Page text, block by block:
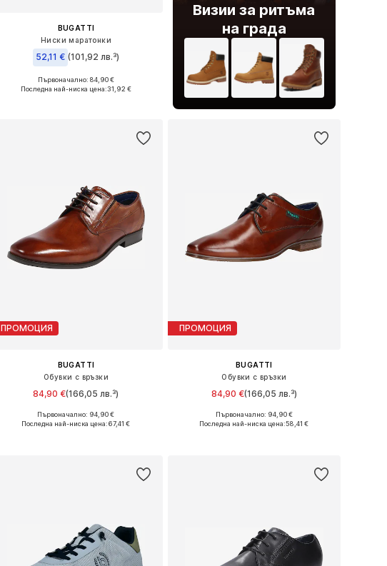
BUGATTI
Ниски маратонки
52,11 € (101,92 лв.³)
Налични размери: 40, 41, 42, 43, 44, 45
Първоначално: 84,90 €
Последна най-ниска цена:31,92 €
Визии за ритъма
на града
ПРОМОЦИЯ
BUGATTI
Обувки с връзки
84,90 €(166,05 лв.³)
Предлага се в много размери
Първоначално: 94,90 €
Последна най-ниска цена:67,41 €
ПРОМОЦИЯ
BUGATTI
Обувки с връзки
84,90 €(166,05 лв.³)
Предлага се в много размери
Първоначално: 94,90 €
Последна най-ниска цена:58,41 €